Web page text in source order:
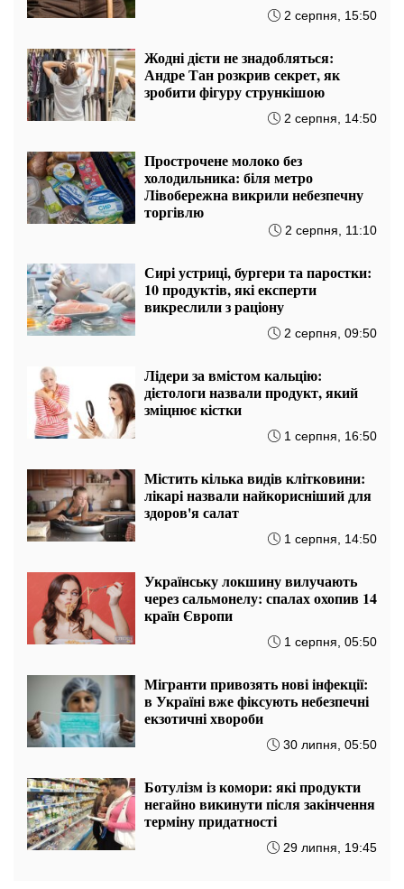
2 серпня, 15:50
Жодні дієти не знадобляться:
Андре Тан розкрив секрет, як
зробити фігуру стрункішою
2 серпня, 14:50
Прострочене молоко без
холодильника: біля метро
Лівобережна викрили небезпечну
торгівлю
2 серпня, 11:10
Сирі устриці, бургери та паростки:
10 продуктів, які експерти
викреслили з раціону
2 серпня, 09:50
Лідери за вмістом кальцію:
дієтологи назвали продукт, який
зміцнює кістки
1 серпня, 16:50
Містить кілька видів клітковини:
лікарі назвали найкорисніший для
здоров'я салат
1 серпня, 14:50
Українську локшину вилучають
через сальмонелу: спалах охопив 14
країн Європи
1 серпня, 05:50
Мігранти привозять нові інфекції:
в Україні вже фіксують небезпечні
екзотичні хвороби
30 липня, 05:50
Ботулізм із комори: які продукти
негайно викинути після закінчення
терміну придатності
29 липня, 19:45